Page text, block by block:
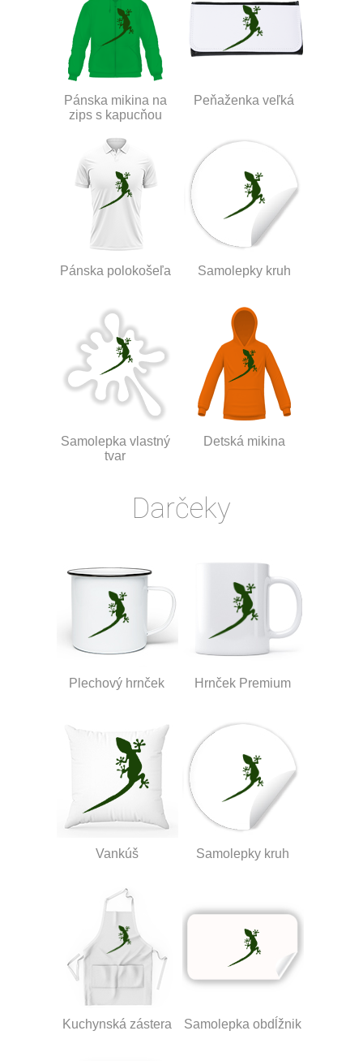
Pánska mikina na
zips s kapucňou
Peňaženka veľká
Pánska polokošeľa Samolepky kruh
Samolepka vlastný
tvar
Detská mikina
Darčeky
Plechový hrnček Hrnček Premium
Vankúš Samolepky kruh
Kuchynská zástera Samolepka obdĺžnik